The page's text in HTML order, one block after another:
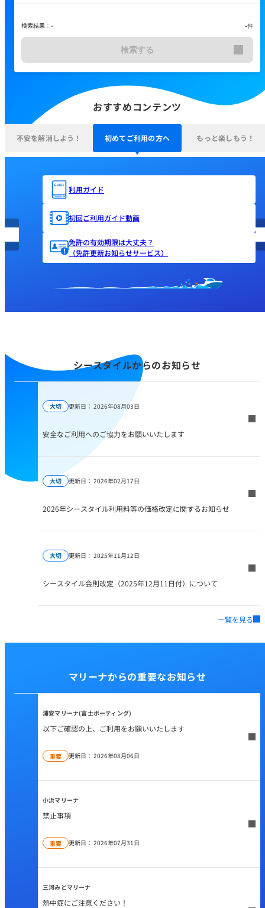
検索結果： - -件
検索する
おすすめコンテンツ
不安を解消しよう！ 初めてご利用の方へ もっと楽しもう！
利用ガイド
初回ご利用ガイド動画
免許の有効期限は大丈夫？
（免許更新お知らせサービス）
シースタイルからのお知らせ
大切 更新日： 2026年08月03日
安全なご利用へのご協力をお願いいたします
大切 更新日： 2026年02月17日
2026年シースタイル利用料等の価格改定に関するお知らせ
大切 更新日： 2025年11月12日
シースタイル会則改定（2025年12月11日付）について
一覧を見る
マリーナからの重要なお知らせ
重要
浦安マリーナ(富士ボーティング)
更新日： 2026年08月06日
以下ご確認の上、ご利用をお願いいたします
重要
小浜マリーナ
更新日： 2026年07月31日
禁止事項
三河みとマリーナ
熱中症にご注意ください！